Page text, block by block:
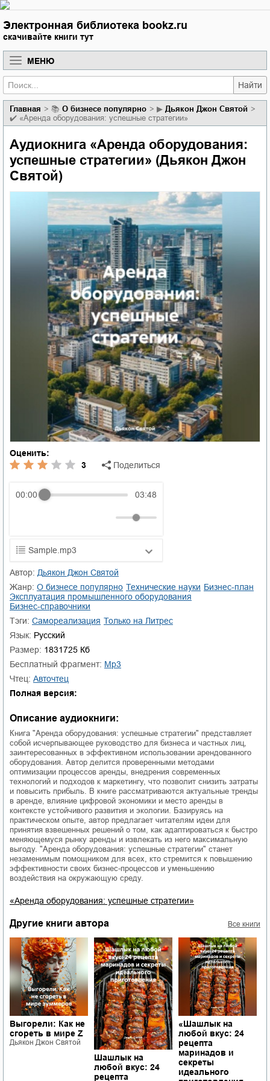
Электронная библиотека bookz.ru
скачивайте книги тут
МЕНЮ
Найти
Главная 📚 о бизнесе популярно ▶ Дьякон Джон Святой
✔️ «Аренда оборудования: успешные стратегии»
Аудиокнига «Аренда оборудования:
успешные стратегии» (Дьякон Джон
Святой)
Оценить:
3
Поделиться
00:00 03:48
Sample.mp3
01.mp3
02.mp3 20:50
Автор:
Дьякон Джон Святой
Жанр:
о бизнесе популярно технические науки
бизнес-план
эксплуатация промышленного оборудования
бизнес-справочники
Тэги:
Самореализация
Только на Литрес
Язык: Русский
Размер: 1831725 Кб
Бесплатный фрагмент:
mp3
Чтец:
Авточтец
Полная версия:
Описание аудиокниги:
Книга "Аренда оборудования: успешные стратегии" представляет
собой исчерпывающее руководство для бизнеса и частных лиц,
заинтересованных в эффективном использовании арендованного
оборудования. Автор делится проверенными методами
оптимизации процессов аренды, внедрения современных
технологий и подходов к маркетингу, что позволит снизить затраты
и повысить прибыль. В книге рассматриваются актуальные тренды
в аренде, влияние цифровой экономики и место аренды в
контексте устойчивого развития и экологии. Базируясь на
практическом опыте, автор предлагает читателям идеи для
принятия взвешенных решений о том, как адаптироваться к быстро
меняющемуся рынку аренды и извлекать из него максимальную
выгоду. "Аренда оборудования: успешные стратегии" станет
незаменимым помощником для всех, кто стремится к повышению
эффективности своих бизнес-процессов и уменьшению
воздействия на окружающую среду.
«Аренда оборудования: успешные стратегии»
Другие книги автора Все книги
Выгорели: Как не
сгореть в мире Z
Дьякон Джон Святой
Шашлык на
любой вкус: 24
рецепта
«Шашлык на
любой вкус: 24
рецепта
маринадов и
секреты
идеального